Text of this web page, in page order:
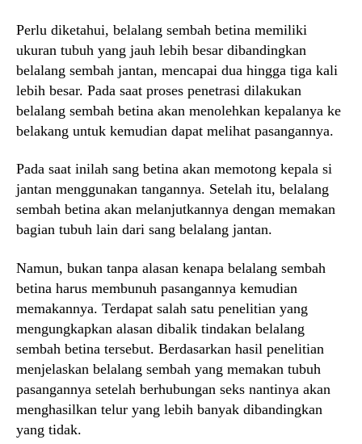
Perlu diketahui, belalang sembah betina memiliki
ukuran tubuh yang jauh lebih besar dibandingkan
belalang sembah jantan, mencapai dua hingga tiga kali
lebih besar. Pada saat proses penetrasi dilakukan
belalang sembah betina akan menolehkan kepalanya ke
belakang untuk kemudian dapat melihat pasangannya.
Pada saat inilah sang betina akan memotong kepala si
jantan menggunakan tangannya. Setelah itu, belalang
sembah betina akan melanjutkannya dengan memakan
bagian tubuh lain dari sang belalang jantan.
Namun, bukan tanpa alasan kenapa belalang sembah
betina harus membunuh pasangannya kemudian
memakannya. Terdapat salah satu penelitian yang
mengungkapkan alasan dibalik tindakan belalang
sembah betina tersebut. Berdasarkan hasil penelitian
menjelaskan belalang sembah yang memakan tubuh
pasangannya setelah berhubungan seks nantinya akan
menghasilkan telur yang lebih banyak dibandingkan
yang tidak.